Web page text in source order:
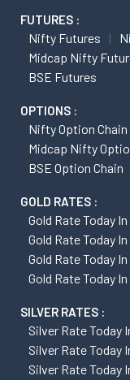
FUTURES :
Nifty Futures
Midcap Nifty
BSE Futures
OPTIONS :
Nifty Option Chain
Midcap Nifty
BSE Option Chain
GOLD RATES :
Gold Rate Today
Gold Rate Today
Gold Rate Today
Gold Rate Today
SILVER RATES :
Silver Rate Today
Silver Rate Today
Silver Rate Today